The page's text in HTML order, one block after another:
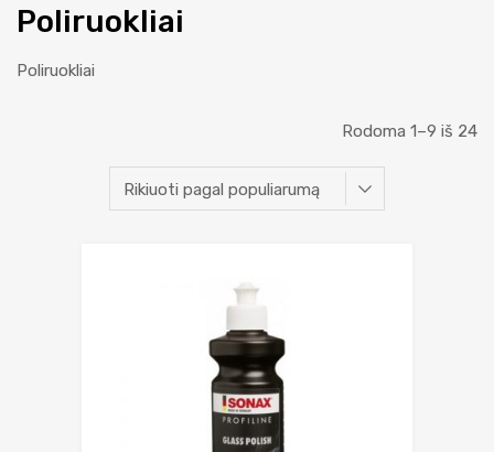
Poliruokliai
Poliruokliai
Rodoma 1–9 iš 24